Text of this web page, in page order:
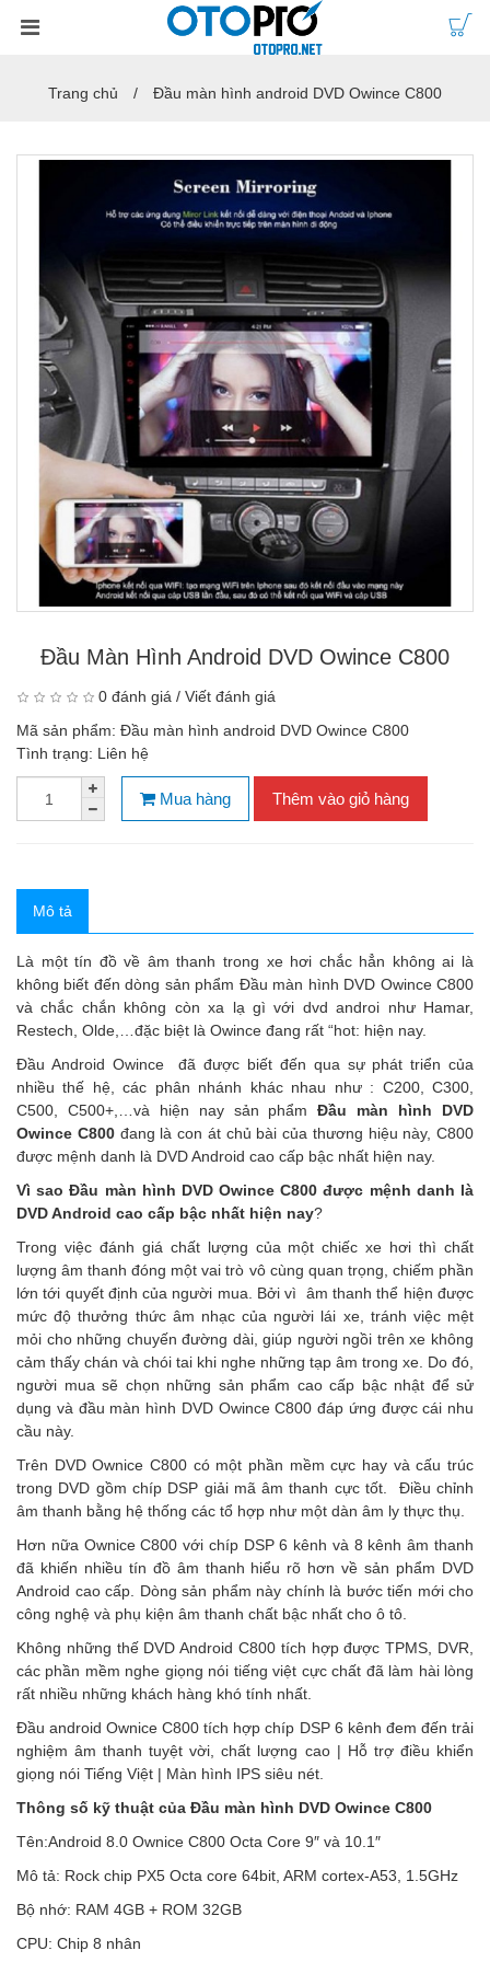
Trang chủ Đầu màn hình android DVD Owince C800
Đầu Màn Hình Android DVD Owince C800
0 đánh giá / Viết đánh giá
Mã sản phẩm: Đầu màn hình android DVD Owince C800
Tình trạng: Liên hệ
Mua hàng Thêm vào giỏ hàng
Mô tả
Là một tín đồ về âm thanh trong xe hơi chắc hẳn không ai là
không biết đến dòng sản phẩm Đầu màn hình DVD Owince C800
và chắc chắn không còn xa lạ gì với dvd androi như Hamar,
Restech, Olde,…đặc biệt là Owince đang rất “hot: hiện nay.
Đầu Android Owince đã được biết đến qua sự phát triển của
nhiều thế hệ, các phân nhánh khác nhau như : C200, C300,
C500, C500+,…và hiện nay sản phẩmĐầu màn hình DVD
Owince C800 đang là con át chủ bài của thương hiệu này, C800
được mệnh danh là DVD Android cao cấp bậc nhất hiện nay.
Vì sao Đầu màn hình DVD Owince C800 được mệnh danh là
DVD Android cao cấp bậc nhất hiện nay?
Trong việc đánh giá chất lượng của một chiếc xe hơi thì chất
lượng âm thanh đóng một vai trò vô cùng quan trọng, chiếm phần
lớn tới quyết định của người mua. Bởi vì âm thanh thể hiện được
mức độ thưởng thức âm nhạc của người lái xe, tránh việc mệt
mỏi cho những chuyến đường dài, giúp người ngồi trên xe không
cảm thấy chán và chói tai khi nghe những tạp âm trong xe. Do đó,
người mua sẽ chọn những sản phẩm cao cấp bậc nhật để sử
dụng và đầu màn hình DVD OwinceC800 đáp ứng được cái nhu
cầu này.
Trên DVD Ownice C800 có một phần mềm cực hay và cấu trúc
trong DVD gồm chíp DSP giải mã âm thanh cực tốt. Điều chỉnh
âm thanh bằng hệ thống các tổ hợp như một dàn âm ly thực thụ.
Hơn nữa Ownice C800 với chíp DSP 6 kênh và 8 kênh âm thanh
đã khiến nhiều tín đồ âm thanh hiểu rõ hơn về sản phẩm DVD
Android cao cấp. Dòng sản phẩm này chính là bước tiến mới cho
công nghệ và phụ kiện âm thanh chất bậc nhất cho ô tô.
Không những thế DVD Android C800 tích hợp được TPMS, DVR,
các phần mềm nghe giọng nói tiếng việt cực chất đã làm hài lòng
rất nhiều những khách hàng khó tính nhất.
Đầu android Ownice C800 tích hợp chíp DSP 6 kênh đem đến trải
nghiệm âm thanh tuyệt vời, chất lượng cao | Hỗ trợ điều khiển
giọng nói Tiếng Việt | Màn hình IPS siêu nét.
Thông số kỹ thuật của Đầu màn hình DVD Owince C800
Tên:Android 8.0 Ownice C800 Octa Core 9″ và 10.1″
Mô tả: Rock chip PX5 Octa core 64bit, ARM cortex-A53, 1.5GHz
Bộ nhớ: RAM 4GB + ROM 32GB
CPU: Chip 8 nhân